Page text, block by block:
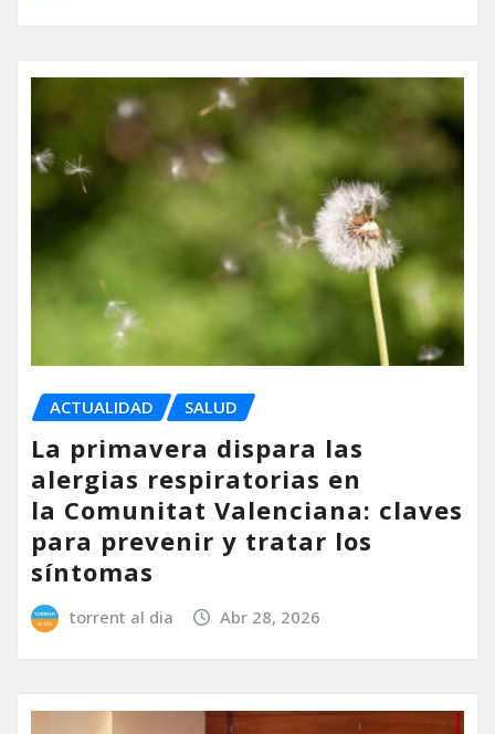
ACTUALIDAD SALUD
La primavera dispara las
alergias respiratorias en
la Comunitat Valenciana: claves
para prevenir y tratar los
síntomas
torrent al dia Abr 28, 2026